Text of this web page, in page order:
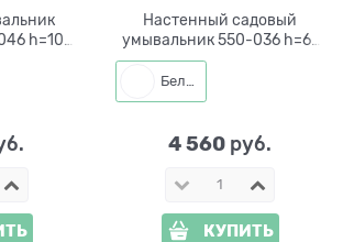
h=100
Настенный садовый
умывальник 550-036 h=61
см без ёмкости
Белый
4 560 руб.
КУПИТЬ